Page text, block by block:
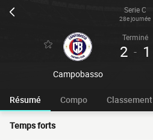
Serie C
28e journée
Campobasso
Terminé
2 - 1
Résumé Compo Classement
Temps forts